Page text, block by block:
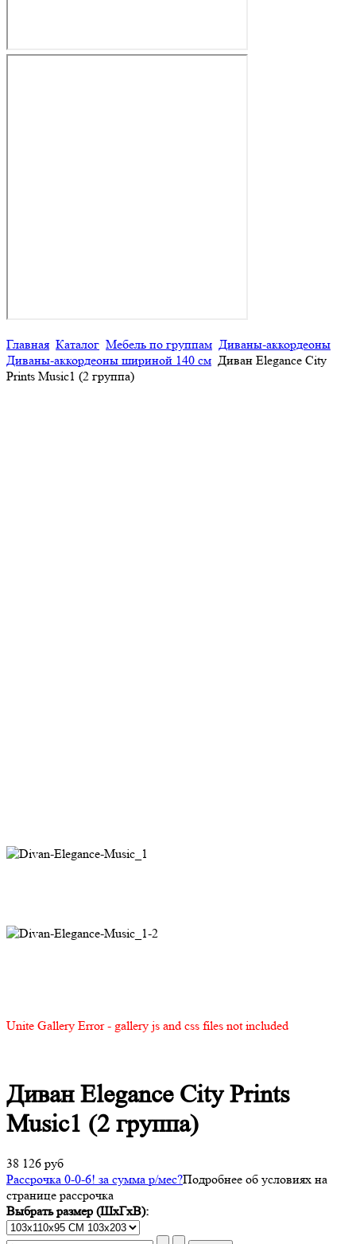
Главная Каталог Мебель по группам Диваны-аккордеоны
Диваны-аккордеоны шириной 140 см Диван Elegance City
Prints Music1 (2 группа)
Unite Gallery Error - gallery js and css files not included
Диван Elegance City Prints
Music1 (2 группа)
38 126 руб
Рассрочка 0-0-6! за сумма р/мес?Подробнее об условиях на
странице рассрочка
Выбрать размер (ШхГхВ):